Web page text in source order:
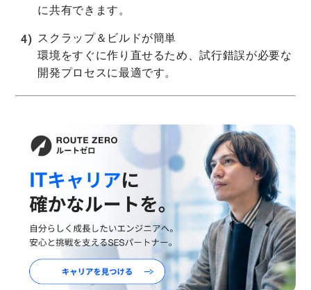
に共有できます。
スクラップ＆ビルドが簡単
環境をすぐに作り直せるため、試行錯誤が必要な
開発プロセスに最適です。